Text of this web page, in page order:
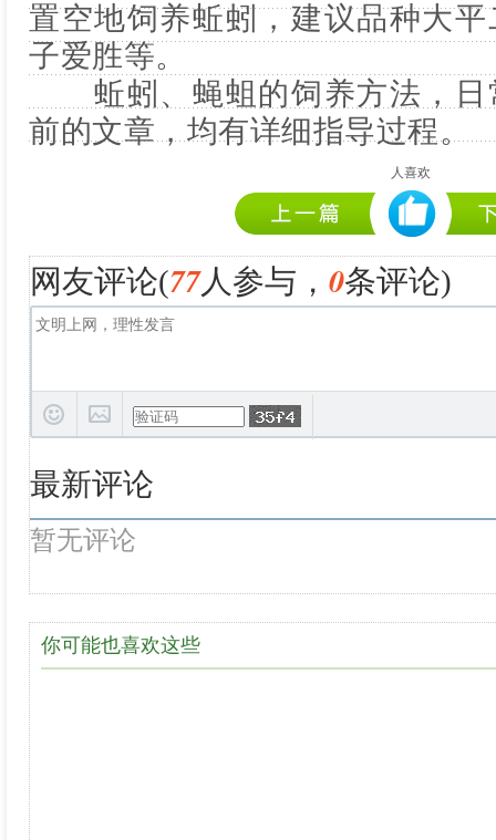
置空地饲养蚯蚓，建议品种大
子爱胜等。
蚯蚓、蝇蛆的饲养方法，日
前的文章，均有详细指导过程。
人喜欢
网友评论(77人参与， 0条评论)
最新评论
暂无评论
你可能也喜欢这些